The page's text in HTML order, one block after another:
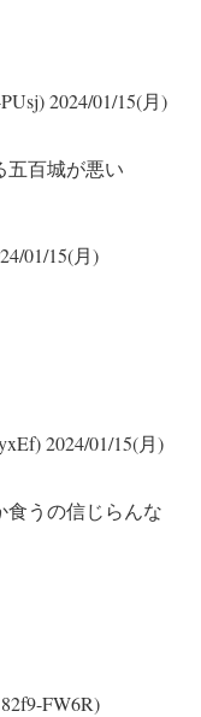
2024/01/15(月)
百城が悪い
01/15(月)
2024/01/15(月)
うの信じらんな
FW6R)